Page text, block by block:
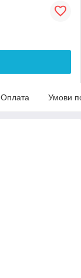
Оплата Умови